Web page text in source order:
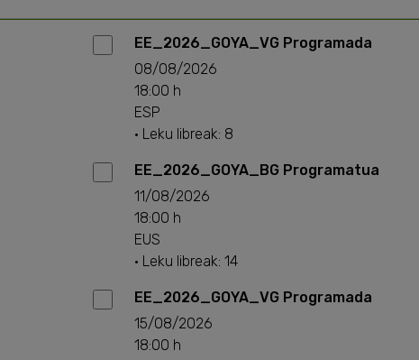
EE_2026_GOYA_VG Programada
08/08/2026
18:00 h
ESP
· Leku libreak: 8
EE_2026_GOYA_BG Programatua
11/08/2026
18:00 h
EUS
· Leku libreak: 14
EE_2026_GOYA_VG Programada
15/08/2026
18:00 h